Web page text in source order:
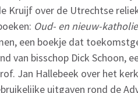
Kruijf over de Utrechtse
Oud- en nieuw-
een boekje dat
van bisschop Dick Schoon,
Jan Hallebeek over het
uitgaven rond de